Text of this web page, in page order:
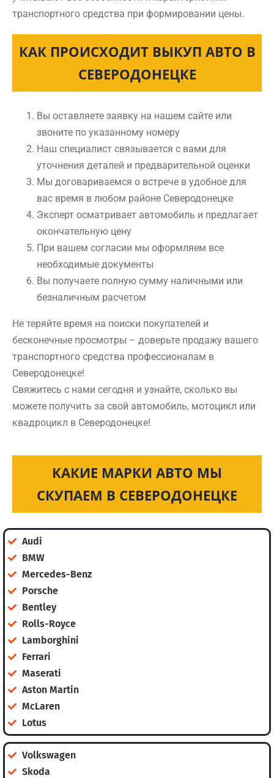
транспортного средства при формировании цены.
КАК ПРОИСХОДИТ ВЫКУП АВТО В
СЕВЕРОДОНЕЦКЕ
Вы оставляете заявку на нашем сайте или
звоните по указанному номеру
Наш специалист связывается с вами для
уточнения деталей и предварительной оценки
Мы договариваемся о встрече в удобное для
вас время в любом районе Северодонецке
Эксперт осматривает автомобиль и предлагает
окончательную цену
При вашем согласии мы оформляем все
необходимые документы
Вы получаете полную сумму наличными или
безналичным расчетом
Не теряйте время на поиски покупателей и
бесконечные просмотры – доверьте продажу вашего
транспортного средства профессионалам в
Северодонецке!
Свяжитесь с нами сегодня и узнайте, сколько вы
можете получить за свой автомобиль, мотоцикл или
квадроцикл в Северодонецке!
КАКИЕ МАРКИ АВТО МЫ
СКУПАЕМ В СЕВЕРОДОНЕЦКЕ
Audi
BMW
Mercedes-Benz
Porsche
Bentley
Rolls-Royce
Lamborghini
Ferrari
Maserati
Aston Martin
McLaren
Lotus
Volkswagen
Skoda